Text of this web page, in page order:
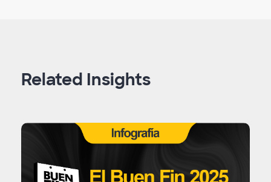
Related Insights